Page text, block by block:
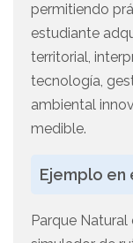
permitiendo
estudiante
territorial,
tecnología,
ambiental
medible.
Ejemplo en
Parque